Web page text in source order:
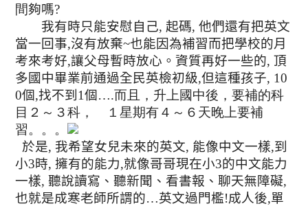
間夠嗎?
我有時只能安慰自己,起碼,他們還有把英文
當一回事,沒有放棄~也能因為補習而把學校的月
考來考好,讓父母暫時放心 。資質再好一些的,頂
多國中畢業前通過全民英檢初級,但這種孩子, 10
0個,找不到 1個 ….而且，升上國中後，要補的科
目２～３科， １星期有４～６天晚上要補
習。。。
於是, 我希望女兒未來的英文, 能像中文一樣,到
小3時,擁有的能力,就像哥哥現在小3的中文能力
一樣,聽說讀寫 、聽新聞 、看書報、聊天無障礙,
也就是成寒老師所謂的…英文過門檻!成人後,單